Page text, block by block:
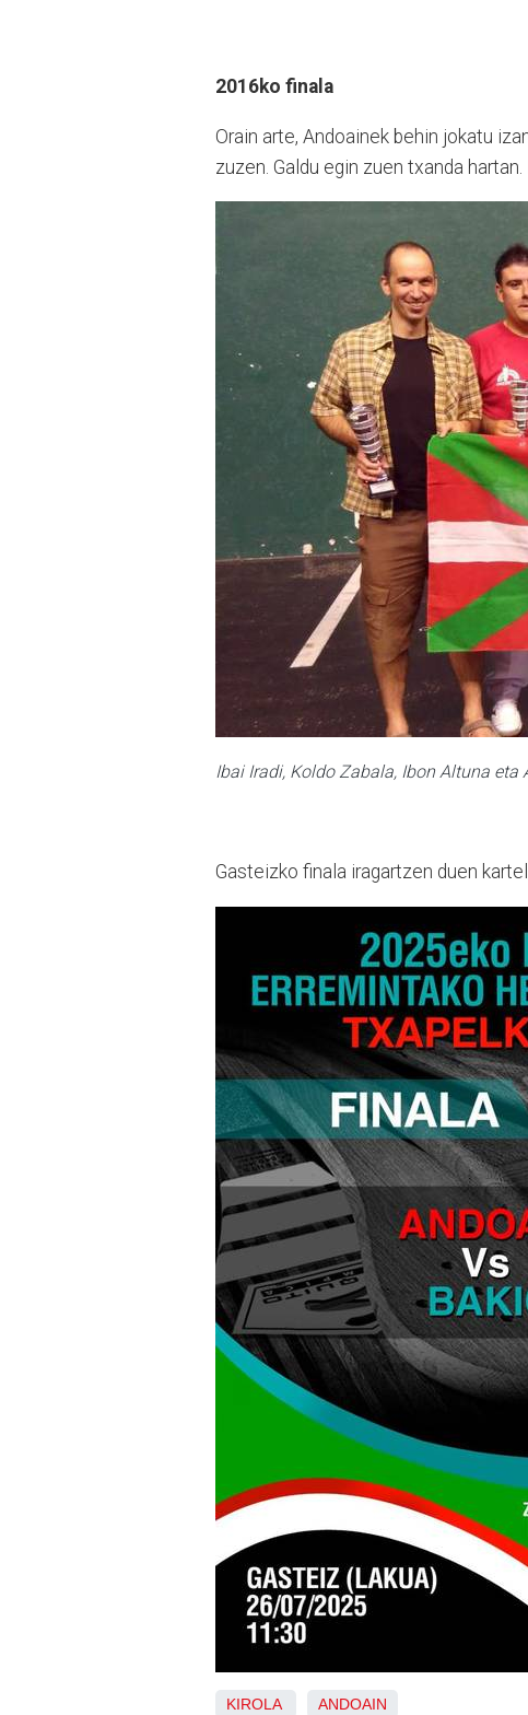
2016ko finala
Orain arte, Andoainek behin jokatu
zuzen. Galdu egin zuen txanda
Ibai Iradi, Koldo Zabala, Ibon Altuna eta
Gasteizko finala iragartzen duen
KIROLA ANDOAIN